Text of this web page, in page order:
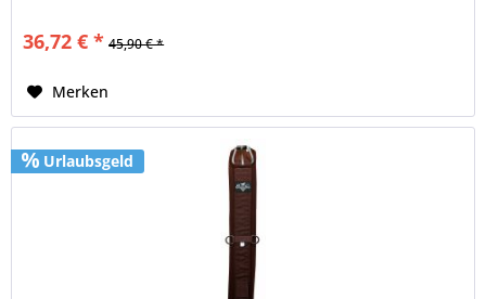
36,72 € * 45,90 € *
Merken
Urlaubsgeld